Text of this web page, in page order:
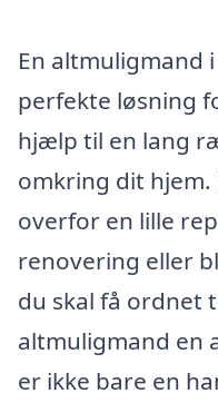
En altmuligmand
perfekte løsning
hjælp til en lang
omkring dit
overfor en lille
renovering eller
du skal få ordnet
altmuligmand en
er ikke bare en